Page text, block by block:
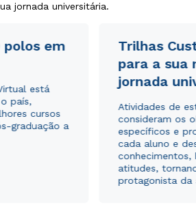
jornada universitária.
polos em
está
país,
cursos
graduação a
Trilhas
para a sua
jornada
Atividades de
consideram os
específicos e
cada aluno e
conhecimentos,
atitudes,
protagonista da